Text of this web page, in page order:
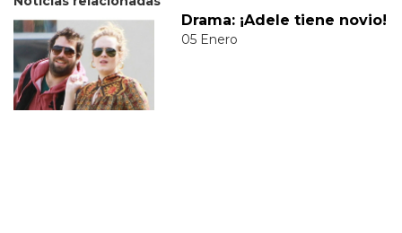
Drama: ¡Adele tiene novio!
05 Enero